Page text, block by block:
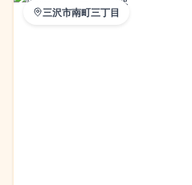
三沢市南町三丁目